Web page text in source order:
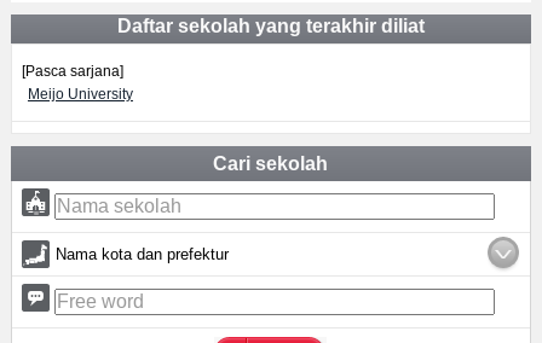
Daftar sekolah yang terakhir diliat
[Pasca sarjana]
Meijo University
Cari sekolah
Nama kota dan prefektur